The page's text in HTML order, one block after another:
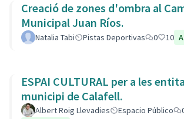
Creació de zones d'ombra al
Municipal Juan Ríos.
Natalia Tabi Pistas Deportivas 0 10
ESPAI CULTURAL per a les
municipi de Calafell.
Albert Roig Llevadies Espacio Público